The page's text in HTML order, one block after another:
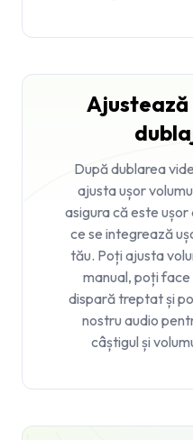
Ajustează
După dublarea
ajusta ușor
asigura că este ușor
ce se integrează
tău. Poți ajusta
manual, poți
dispară treptat și
nostru audio
câștigul și